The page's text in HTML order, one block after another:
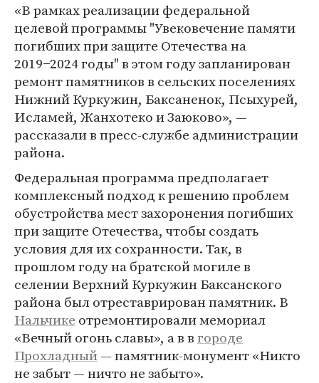
«В рамках реализации федеральной
целевой программы "Увековечение памяти
погибших при защите Отечества на
2019−2024 годы" в этом году запланирован
ремонт памятников в сельских поселениях
Нижний Куркужин, Баксаненок, Псыхурей,
Исламей, Жанхотеко и Заюково», —
рассказали в пресс-службе администрации
района.
Федеральная программа предполагает
комплексный подход к решению проблем
обустройства мест захоронения погибших
при защите Отечества, чтобы создать
условия для их сохранности. Так, в
прошлом году на братской могиле в
селении Верхний Куркужин Баксанского
района был отреставрирован памятник. В
Нальчике отремонтировали мемориал
«Вечный огонь славы», а в вгороде
Прохладный— памятник-монумент «Никто
не забыт — ничто не забыто».